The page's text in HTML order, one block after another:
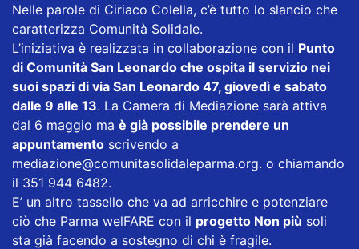
Nelle parole di Ciriaco Colella, c’è tutto lo slancio che
caratterizza Comunità Solidale.
L’iniziativa è realizzata in collaborazione con il Punto
di Comunità San Leonardo che ospita il servizio nei
suoi spazi di via San Leonardo 47, giovedì e sabato
dalle 9 alle 13. La Camera di Mediazione sarà attiva
dal 6 maggio ma è già possibile prendere un
appuntamento scrivendo a
mediazione@comunitasolidaleparma.org. o chiamando
il 351 944 6482.
E’ un altro tassello che va ad arricchire e potenziare
ciò che Parma welFARE con il progetto Non più soli
sta già facendo a sostegno di chi è fragile.